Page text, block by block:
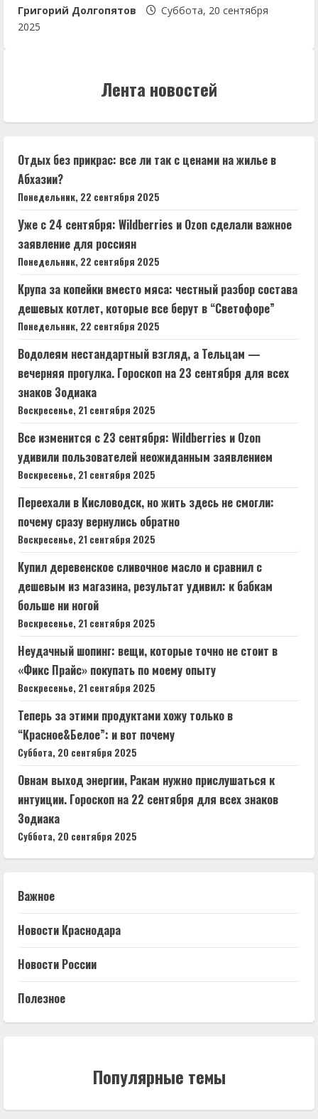
Григорий Долгопятов
Суббота, 20 сентября
2025
Лента новостей
Отдых без прикрас: все ли так с ценами на жилье в
Абхазии?
Понедельник, 22 сентября 2025
Уже с 24 сентября: Wildberries и Ozon сделали важное
заявление для россиян
Понедельник, 22 сентября 2025
Крупа за копейки вместо мяса: честный разбор состава
дешевых котлет, которые все берут в “Светофоре”
Понедельник, 22 сентября 2025
Водолеям нестандартный взгляд, а Тельцам —
вечерняя прогулка. Гороскоп на 23 сентября для всех
знаков Зодиака
Воскресенье, 21 сентября 2025
Все изменится с 23 сентября: Wildberries и Ozon
удивили пользователей неожиданным заявлением
Воскресенье, 21 сентября 2025
Переехали в Кисловодск, но жить здесь не смогли:
почему сразу вернулись обратно
Воскресенье, 21 сентября 2025
Купил деревенское сливочное масло и сравнил с
дешевым из магазина, результат удивил: к бабкам
больше ни ногой
Воскресенье, 21 сентября 2025
Неудачный шопинг: вещи, которые точно не стоит в
«Фикс Прайс» покупать по моему опыту
Воскресенье, 21 сентября 2025
Теперь за этими продуктами хожу только в
“Красное&Белое”: и вот почему
Суббота, 20 сентября 2025
Овнам выход энергии, Ракам нужно прислушаться к
интуиции. Гороскоп на 22 сентября для всех знаков
Зодиака
Суббота, 20 сентября 2025
Важное
Новости Краснодара
Новости России
Полезное
Популярные темы